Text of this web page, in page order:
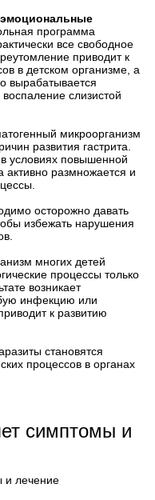
программа
все свободное
приводит к
в детском организме, а
вырабатывается
слизистой
микроорганизм
развития гастрита.
условиях повышенной
активно размножается и
осторожно давать
избежать нарушения
многих детей
процессы только
возникает
инфекцию или
к развитию
становятся
процессов в органах
симптомы и